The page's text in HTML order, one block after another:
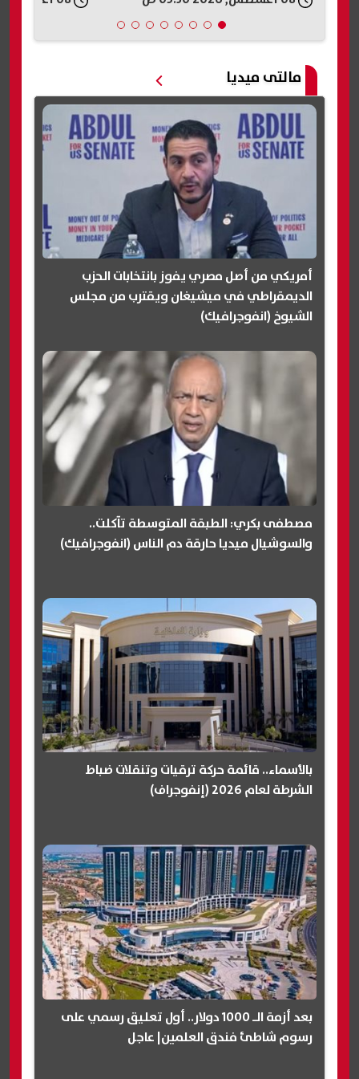
مالتى ميديا
أمريكي من أصل مصري يفوز بانتخابات الحزب
الديمقراطي في ميشيغان ويقترب من مجلس
الشيوخ (انفوجرافيك)
مصطفى بكري: الطبقة المتوسطة تآكلت..
والسوشيال ميديا حارقة دم الناس (انفوجرافيك)
بالأسماء.. قائمة حركة ترقيات وتنقلات ضباط
الشرطة لعام 2026 (إنفوجراف)
بعد أزمة الـ 1000 دولار.. أول تعليق رسمي على
رسوم شاطئ فندق العلمين| عاجل